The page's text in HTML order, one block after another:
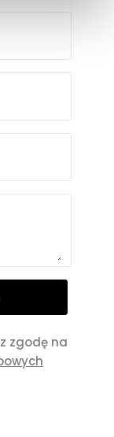
zgodę na